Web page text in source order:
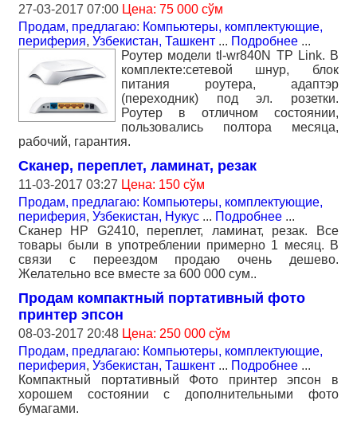
27-03-2017 07:00 Цена: 75 000 сўм
Продам, предлагаю: Компьютеры, комплектующие,
периферия, Узбекистан, Ташкент ... Подробнее ...
Роутер модели tl-wr840N TP Link. В
комплекте:сетевой шнур, блок
питания роутера, адаптэр
(переходник) под эл. розетки.
Роутер в отличном состоянии,
пользовались полтора месяца,
рабочий, гарантия.
Сканер, переплет, ламинат, резак
11-03-2017 03:27 Цена: 150 сўм
Продам, предлагаю: Компьютеры, комплектующие,
периферия, Узбекистан, Нукус ... Подробнее ...
Сканер HP G2410, переплет, ламинат, резак. Все
товары были в употреблении примерно 1 месяц. В
связи с переездом продаю очень дешево.
Желательно все вместе за 600 000 сум..
Продам компактный портативный фото
принтер эпсон
08-03-2017 20:48 Цена: 250 000 сўм
Продам, предлагаю: Компьютеры, комплектующие,
периферия, Узбекистан, Ташкент ... Подробнее ...
Компактный портативный Фото принтер эпсон в
хорошем состоянии с дополнительными фото
бумагами.